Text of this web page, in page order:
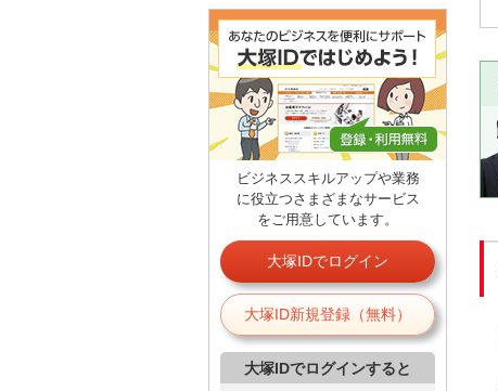
ビジネススキルアップや業務
に役立つさまざまなサービス
をご用意しています。
大塚IDでログイン
大塚ID新規登録（無料）
大塚IDでログインすると